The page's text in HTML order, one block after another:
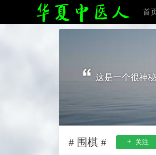
首
这是一个很神
# 围棋 # 关注